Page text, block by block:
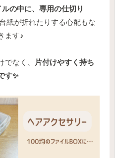
の中に、専用の仕切り
紙が折れたりする心配もな
ます♪
でなく、
片付けやすく持ち
す✨